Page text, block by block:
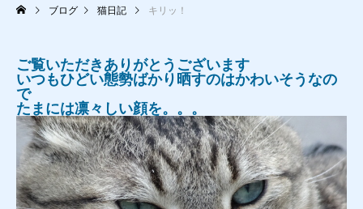
ブログ 猫日記 キリッ！
ご覧いただきありがとうございます
いつもひどい態勢ばかり晒すのはかわいそうなの
で
たまには凛々しい顔を。。。